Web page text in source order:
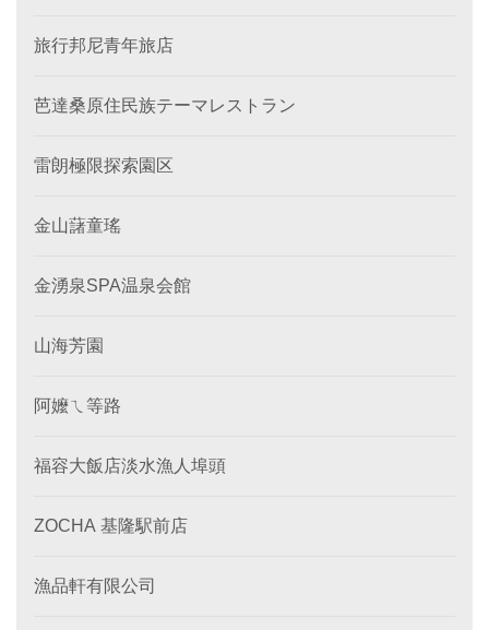
旅行邦尼青年旅店
芭達桑原住民族テーマレストラン
雷朗極限探索園区
金山藷童瑤
金湧泉SPA温泉会館
山海芳園
阿嬤ㄟ等路
福容大飯店淡水漁人埠頭
ZOCHA 基隆駅前店
漁品軒有限公司